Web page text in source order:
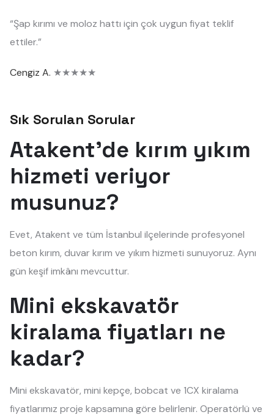
“Şap kırımı ve moloz hattı için çok uygun fiyat teklif
ettiler.”
Cengiz A. ★★★★★
Sık Sorulan Sorular
Atakent'de kırım yıkım
hizmeti veriyor
musunuz?
Evet, Atakent ve tüm İstanbul ilçelerinde profesyonel
beton kırım, duvar kırım ve yıkım hizmeti sunuyoruz. Aynı
gün keşif imkânı mevcuttur.
Mini ekskavatör
kiralama fiyatları ne
kadar?
Mini ekskavatör, mini kepçe, bobcat ve 1CX kiralama
fiyatlarımız proje kapsamına göre belirlenir. Operatörlü ve